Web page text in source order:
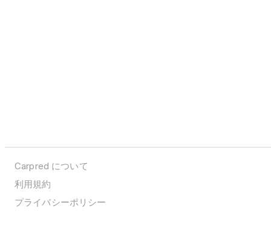
Carpred について
利用規約
プライバシーポリシー